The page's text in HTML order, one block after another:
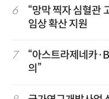
6
“망막 찍자 심혈관
임상 확산 지원
7
“아스트라제네카
의”